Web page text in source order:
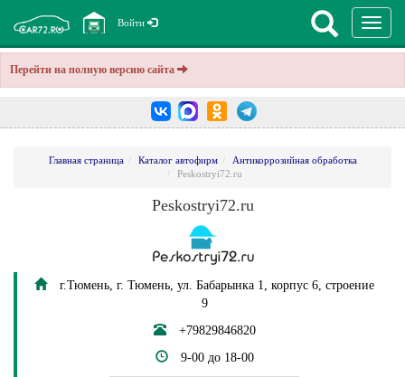
Перейти на полную версию сайта
Войти
Главная страница Каталог автофирм
Антикоррозийная обработка
Peskostryi72.ru
Peskostryi72.ru
г.Тюмень, г. Тюмень, ул. Бабарынка 1, корпус 6, строение
9
+79829846820
9-00 до 18-00